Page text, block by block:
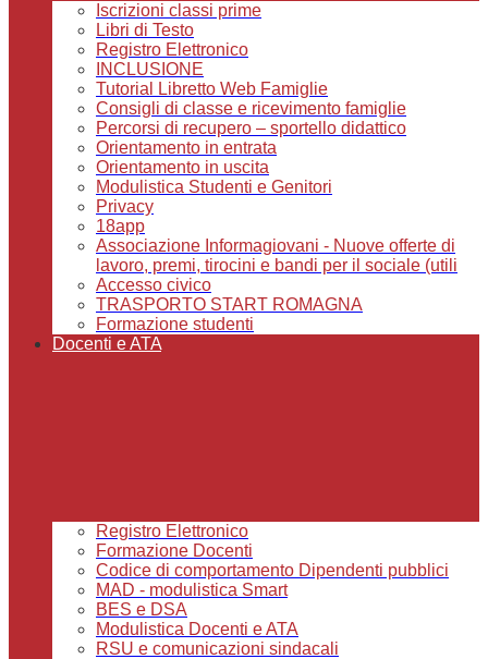
Iscrizioni classi prime
Libri di Testo
Registro Elettronico
INCLUSIONE
Tutorial Libretto Web Famiglie
Consigli di classe e ricevimento famiglie
Percorsi di recupero – sportello didattico
Orientamento in entrata
Orientamento in uscita
Modulistica Studenti e Genitori
Privacy
18app
Associazione Informagiovani - Nuove offerte di
lavoro, premi, tirocini e bandi per il sociale (utili
Accesso civico
TRASPORTO START ROMAGNA
Formazione studenti
Docenti e ATA
Registro Elettronico
Formazione Docenti
Codice di comportamento Dipendenti pubblici
MAD - modulistica Smart
BES e DSA
Modulistica Docenti e ATA
RSU e comunicazioni sindacali